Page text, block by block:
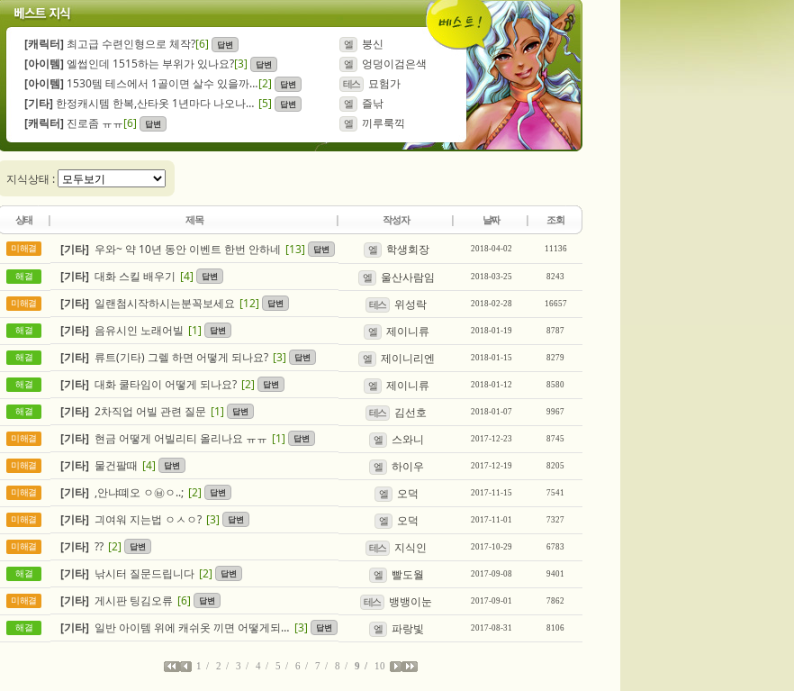
[캐릭터] 최고급 수련인형으로 체작?[6] 답변 엘
붕신
[아이템]엘썹인데 1515하는 부위가 있나요?[3] 답변 엘
엉덩이검은색
[아이템] 1530템 테스에서 1골이면 살수 있을까요?? [2] 답변 테스
묘험가
[기타] 한정캐시템 한복,산타옷 1년마다 나오나요 아님 이젠 끝인가요? [5] 답변 엘
즐낚
[캐릭터] 진로좀 ㅠㅠ[6] 답변 엘 끼루룩끽
지식상태 :
상태 제목 작성자 날짜 조회
미해결 [기타] 우와~ 약 10년 동안 이벤트 한번 안하네 [13] 답변 엘 학생회장 2018-04-02 11136
해결 [기타] 대화 스킬 배우기 [4] 답변 엘 울산사람임 2018-03-25 8243
미해결 [기타] 일랜첨시작하시는분꼭보세요 [12] 답변 테스 위성락 2018-02-28 16657
해결 [기타] 음유시인 노래어빌 [1] 답변 엘 제이니류 2018-01-19 8787
해결 [기타] 류트(기타) 그렐 하면 어떻게 되나요? [3] 답변 엘 제이니리엔 2018-01-15 8279
해결 [기타] 대화 쿨타임이 어떻게 되나요? [2] 답변 엘 제이니류 2018-01-12 8580
해결 [기타] 2차직업 어빌 관련 질문 [1] 답변 테스 김선호 2018-01-07 9967
미해결 [기타] 현금 어떻게 어빌리티 올리나요 ㅠㅠ [1] 답변 엘 스와니 2017-12-23 8745
미해결 [기타] 물건팔때 [4] 답변 엘 하이우 2017-12-19 8205
미해결 [기타] ,안냐뗴오 ㅇ㉥ㅇ..; [2] 답변 엘 오덕 2017-11-15 7541
미해결 [기타] 긔여워 지는법 ㅇㅅㅇ? [3] 답변 엘 오덕 2017-11-01 7327
미해결 [기타] ?? [2] 답변 테스 지식인 2017-10-29 6783
해결 [기타] 낚시터 질문드립니다 [2] 답변 엘 빨도월 2017-09-08 9401
미해결 [기타] 게시판 팅김오류 [6] 답변 테스 뱅뱅이눈 2017-09-01 7862
해결 [기타] 일반 아이템 위에 캐쉬옷 끼면 어떻게되나요?? [3] 답변 엘 파랑빛 2017-08-31 8106
1 2 3 4 5 6 7 8 9 10